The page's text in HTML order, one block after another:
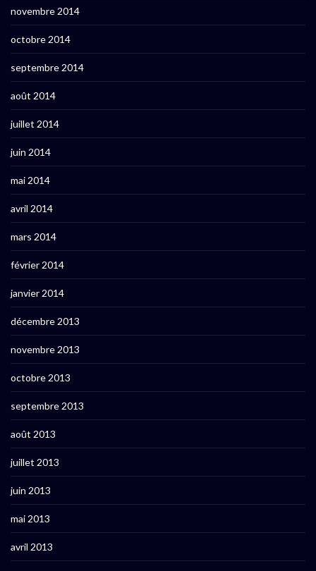
novembre 2014
octobre 2014
septembre 2014
août 2014
juillet 2014
juin 2014
mai 2014
avril 2014
mars 2014
février 2014
janvier 2014
décembre 2013
novembre 2013
octobre 2013
septembre 2013
août 2013
juillet 2013
juin 2013
mai 2013
avril 2013